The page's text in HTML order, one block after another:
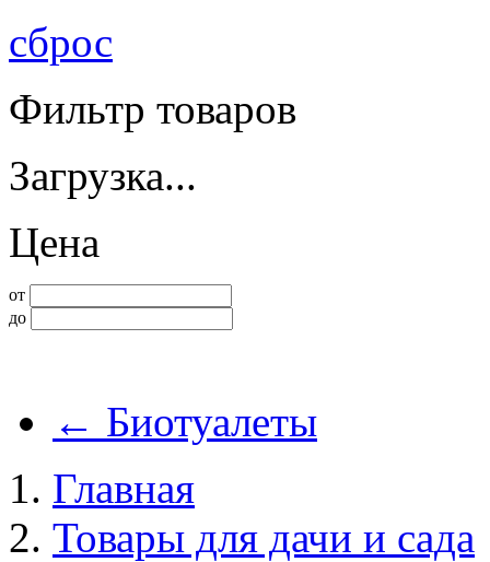
сброс
Фильтр товаров
Загрузка...
Цена
от
до
← Биотуалеты
Главная
Товары для дачи и сада